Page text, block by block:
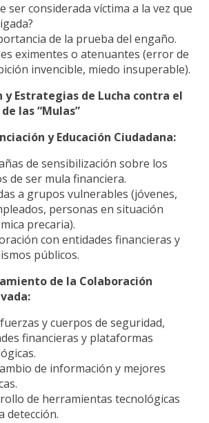
ser considerada víctima a la vez que
de la prueba del engaño.
eximentes o atenuantes (error de
invencible, miedo insuperable).
y Estrategias de Lucha contra el
las “Mulas”
y Educación Ciudadana:
de sensibilización sobre los
de ser mula financiera.
a grupos vulnerables (jóvenes,
personas en situación
precaria).
con entidades financieras y
públicos.
de la Colaboración
y cuerpos de seguridad,
financieras y plataformas
de información y mejores
de herramientas tecnológicas
detección.